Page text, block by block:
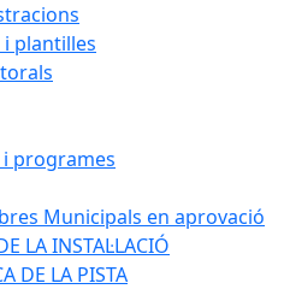
plantilles
i programes
Municipals en aprovació
LA INSTAL·LACIÓ
DE LA PISTA